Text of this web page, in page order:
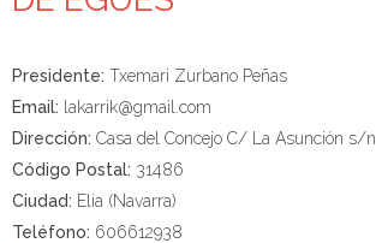
Presidente: Txemari Zurbano Peñas
Email: lakarrik@gmail.com
Dirección: Casa del Concejo C/ La Asunción s/n
Código Postal: 31486
Ciudad: Elia (Navarra)
Teléfono: 606612938